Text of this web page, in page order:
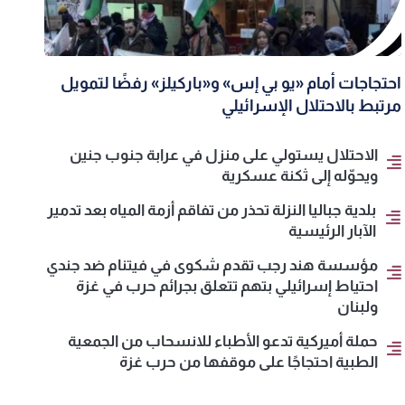
احتجاجات أمام «يو بي إس» و«باركيلز» رفضًا لتمويل
مرتبط بالاحتلال الإسرائيلي
الاحتلال يستولي على منزل في عرابة جنوب جنين
ويحوّله إلى ثكنة عسكرية
بلدية جباليا النزلة تحذر من تفاقم أزمة المياه بعد تدمير
الآبار الرئيسية
مؤسسة هند رجب تقدم شكوى في فيتنام ضد جندي
احتياط إسرائيلي بتهم تتعلق بجرائم حرب في غزة
ولبنان
حملة أميركية تدعو الأطباء للانسحاب من الجمعية
الطبية احتجاجًا على موقفها من حرب غزة